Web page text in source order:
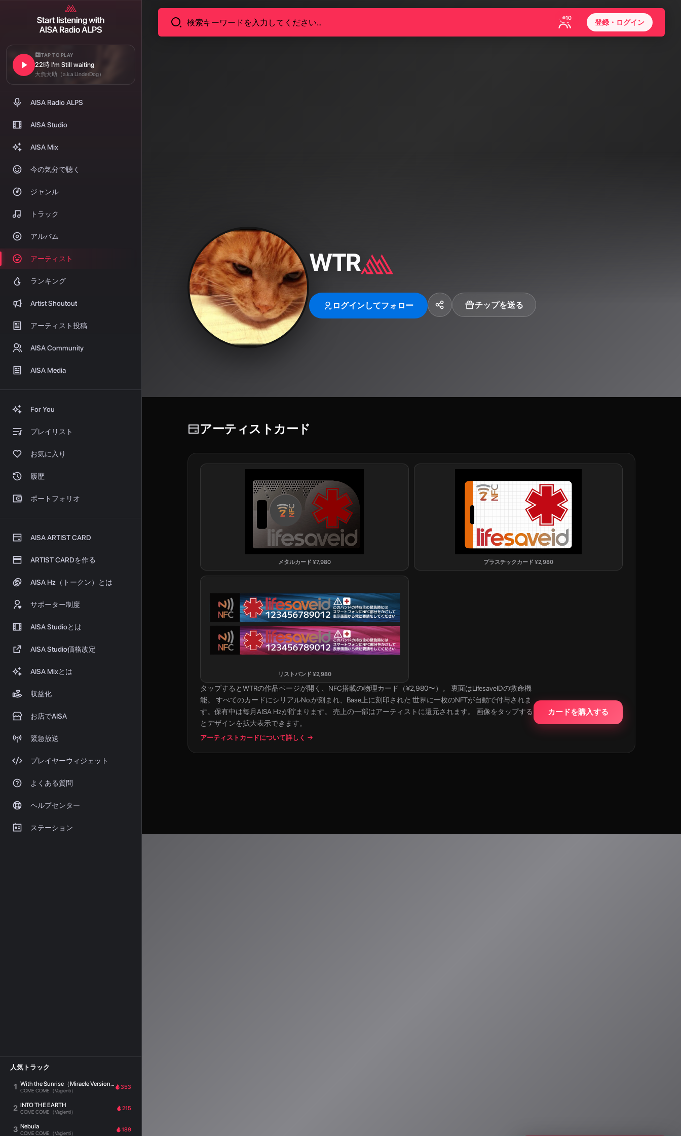
10
登録・ログイン
TAP TO PLAY
22時 I'm Still waiting
大負犬助（a.k.a.UnderDog）
AISA Radio ALPS
AISA Studio
AISA Mix
今の気分で聴く
ジャンル
トラック
アルバム
アーティスト
ランキング
Artist Shoutout
アーティスト投稿
AISA Community
AISA Media
For You
プレイリスト
お気に入り
履歴
ポートフォリオ
AISA ARTIST CARD
ARTIST CARDを作る
AISA Hz（トークン）とは
サポーター制度
AISA Studioとは
AISA Studio価格改定
AISA Mixとは
収益化
お店でAISA
緊急放送
プレイヤーウィジェット
よくある質問
ヘルプセンター
ステーション
人気トラック
1 With the Sunrise（Miracle Version）
COME COME（Vagienti）
353
2 INTO THE EARTH
COME COME（Vagienti）
215
3 Nebula
COME COME（Vagienti）
189
WTR
ログインしてフォロー チップを送る
アーティストカード
メタルカード ¥7,980 プラスチックカード ¥2,980
リストバンド ¥2,980
タップするとWTRの作品ページが開く、NFC搭載の物理カード（¥2,980〜）。 裏面はLifesaveIDの救命機
能。 すべてのカードにシリアルNo.が刻まれ、Base上に刻印された 世界に一枚のNFTが自動で付与されま
す。保有中は毎月AISA Hzが貯まります。 売上の一部はアーティストに還元されます。 画像をタップする
とデザインを拡大表示できます。
アーティストカードについて詳しく →
カードを購入する